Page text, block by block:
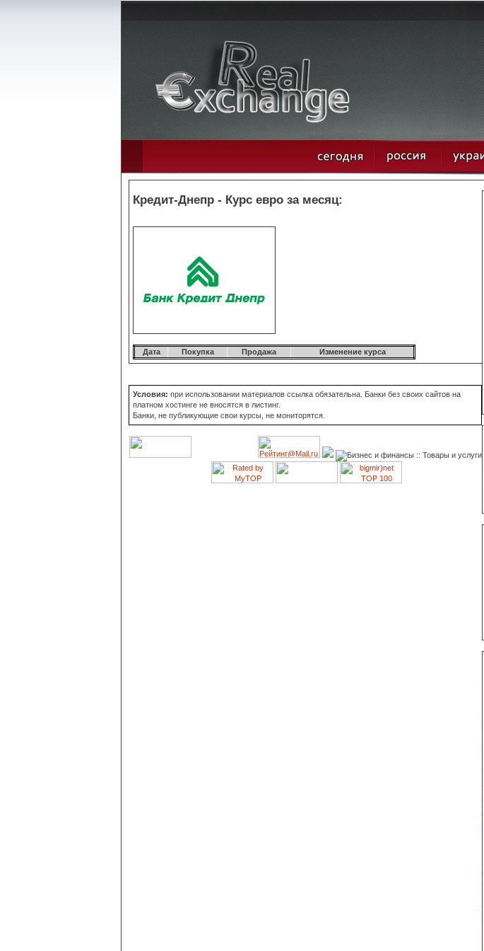
Кредит-Днепр - Курс евро за месяц:
Дата Покупка Продажа Изменение курса
Условия: при использовании материалов ссылка обязательна. Банки без своих сайтов на
платном хостинге не вносятся в листинг.
Банки, не публикующие свои курсы, не мониторятся.